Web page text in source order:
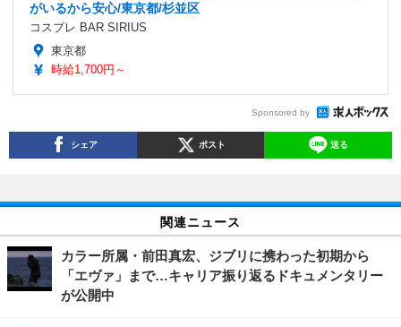
がいるから安心/東京都/杉並区
コスプレ BAR SIRIUS
東京都
時給1,700円～
Sponsored by
シェア ポスト 送る
関連ニュース
カラー所属・前田真宏、ジブリに携わった初期から
「エヴァ」まで…キャリア振り返るドキュメンタリー
が公開中